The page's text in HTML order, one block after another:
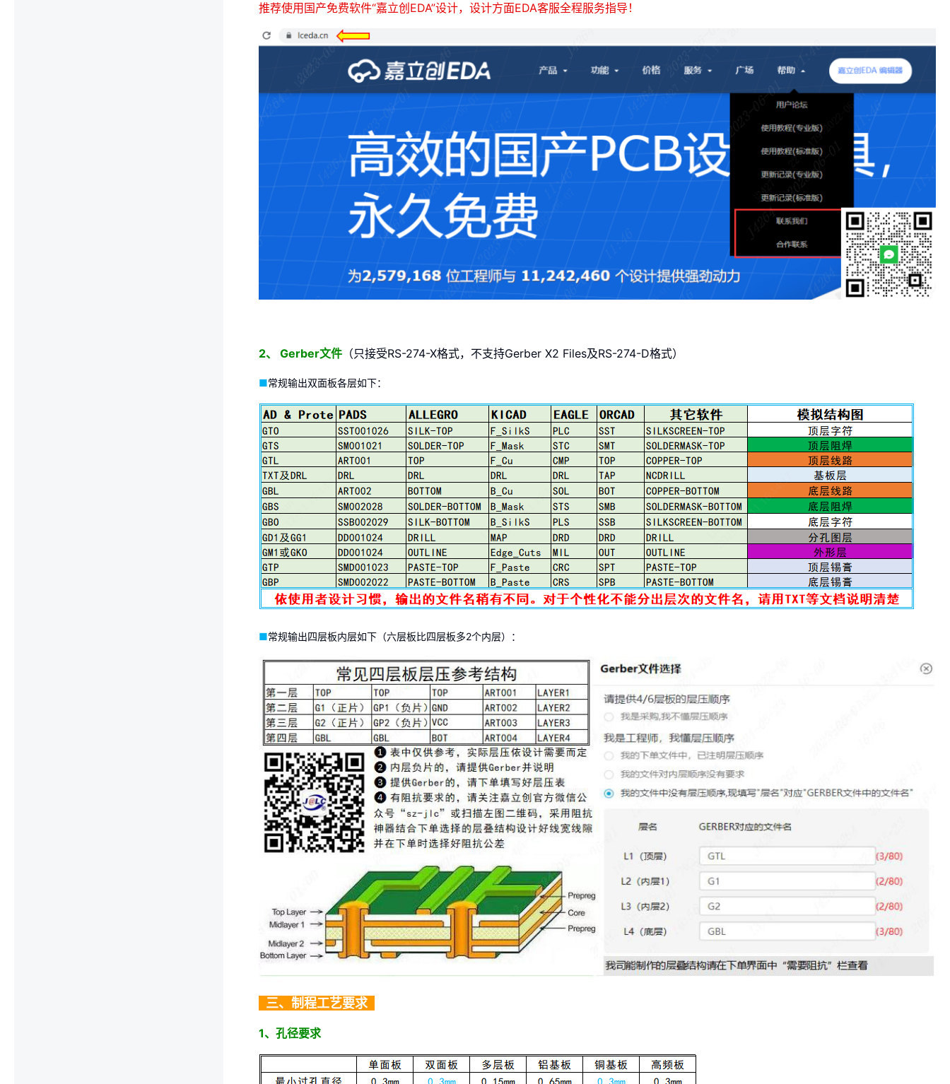
推荐使用国产免费软件“嘉立创EDA”设计，设计方面EDA客服全程服务指导！
2、 Gerber文件 （只接受RS-274-X格式，不支持Gerber X2 Files及RS-274-D格式）
■常规输出双面板各层如下：
■常规输出四层板内层如下（六层板比四层板多2个内层）：
三、制程工艺要求
1、孔径要求